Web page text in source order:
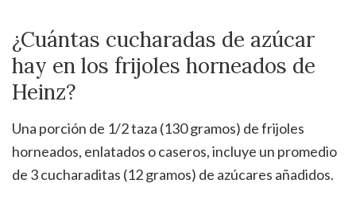
¿Cuántas cucharadas de azúcar
hay en los frijoles horneados de
Heinz?
Una porción de 1/2 taza (130 gramos) de frijoles
horneados, enlatados o caseros, incluye un promedio
de 3 cucharaditas (12 gramos) de azúcares añadidos.